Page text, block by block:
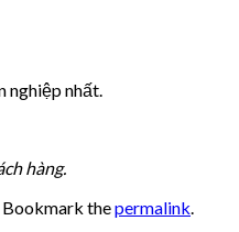
nghiệp nhất.
hàng.
Bookmark thepermalink.